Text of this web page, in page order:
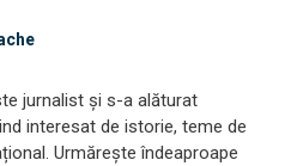
jurnalist și s-a alăturat
interesat de istorie, teme de
Urmărește îndeaproape